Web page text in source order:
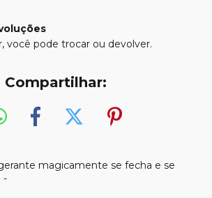
você pode trocar ou devolver.
Compartilhar:
magicamente se fecha e se
-